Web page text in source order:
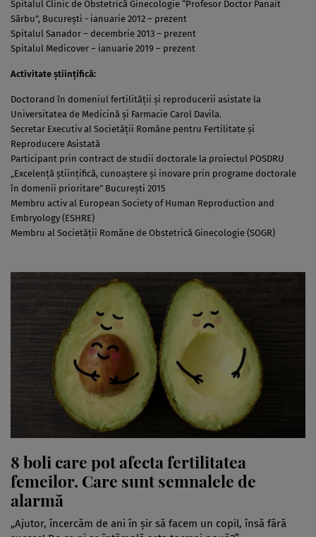
Spitalul Clinic de Obstetrică Ginecologie “Profesor Doctor Panait
Sârbu”, București - ianuarie 2012 – prezent
Spitalul Sanador – decembrie 2013 – prezent
Spitalul Medicover – ianuarie 2019 – prezent
Activitate științifică:
Doctorand în domeniul fertilității și reproducerii asistate la
Universitatea de Medicină și Farmacie Carol Davila.
Secretar Executiv al Societății Române pentru Fertilitate și
Reproducere Asistată
Participant prin contract de studii doctorale la proiectul POSDRU
„Excelență științifică, cunoaștere și inovare prin programe doctorale
în domenii prioritare” București 2015
Membru activ al European Society of Human Reproduction and
Embryology (ESHRE)
Membru al Societății Române de Obstetrică Ginecologie (SOGR)
8 boli care pot afecta fertilitatea
femeilor. Care sunt semnalele de
alarmă
„Ajutor, încercăm de ani în șir să facem un copil, însă fără